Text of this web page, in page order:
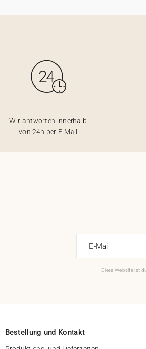
Wir antworten innerhalb
von 24h per E-Mail
E-Mail
Diese Website ist
Bestellung und Kontakt